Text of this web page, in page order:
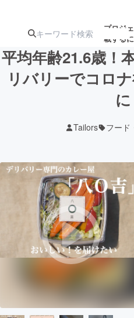
プロジ
載する
注目の新着
テクノロジー・ガジ
映像・映画
ビジネス・起業
まちづくり・地域活
平均年齢21.6歳！
リバリーでコロ
に
Tailors フード